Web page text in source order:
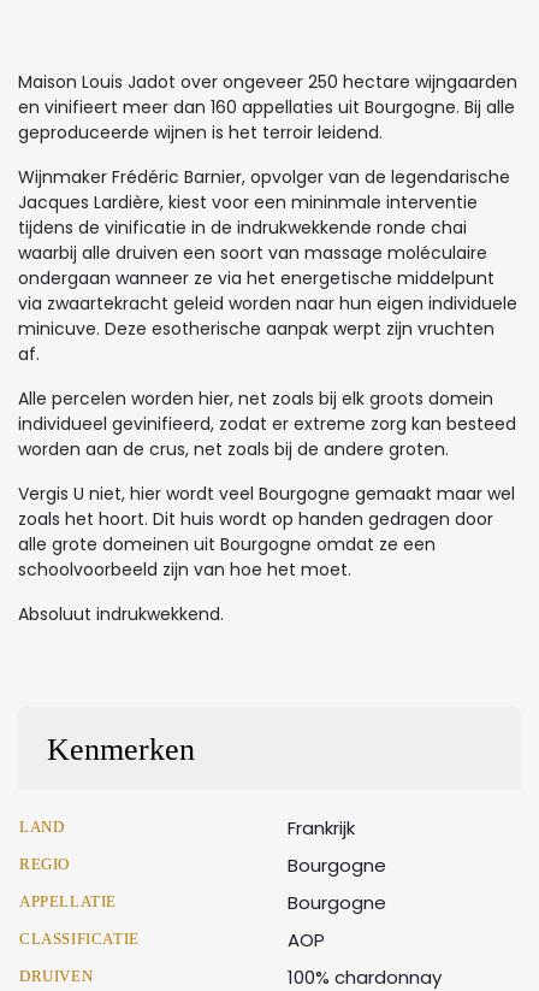
Maison Louis Jadot over ongeveer 250 hectare wijngaarden
en vinifieert meer dan 160 appellaties uit Bourgogne. Bij alle
geproduceerde wijnen is het terroir leidend.
Wijnmaker Frédéric Barnier, opvolger van de legendarische
Jacques Lardière, kiest voor een mininmale interventie
tijdens de vinificatie in de indrukwekkende ronde chai
waarbij alle druiven een soort van massage moléculaire
ondergaan wanneer ze via het energetische middelpunt
via zwaartekracht geleid worden naar hun eigen individuele
minicuve. Deze esotherische aanpak werpt zijn vruchten
af.
Alle percelen worden hier, net zoals bij elk groots domein
individueel gevinifieerd, zodat er extreme zorg kan besteed
worden aan de crus, net zoals bij de andere groten.
Vergis U niet, hier wordt veel Bourgogne gemaakt maar wel
zoals het hoort. Dit huis wordt op handen gedragen door
alle grote domeinen uit Bourgogne omdat ze een
schoolvoorbeeld zijn van hoe het moet.
Absoluut indrukwekkend.
Kenmerken
LAND Frankrijk
REGIO Bourgogne
APPELLATIE Bourgogne
CLASSIFICATIE AOP
DRUIVEN 100% chardonnay